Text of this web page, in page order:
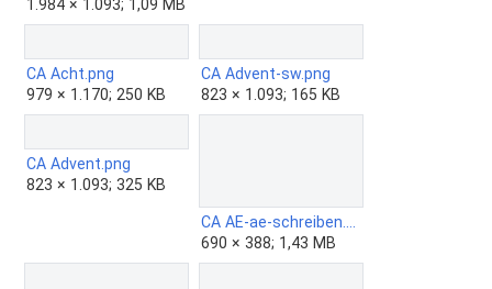
1.984 × 1.093; 1,09 MB
CA Acht.png
979 × 1.170; 250 KB
CA Advent-sw.png
823 × 1.093; 165 KB
CA Advent.png
823 × 1.093; 325 KB
690 × 388; 1,43 MB